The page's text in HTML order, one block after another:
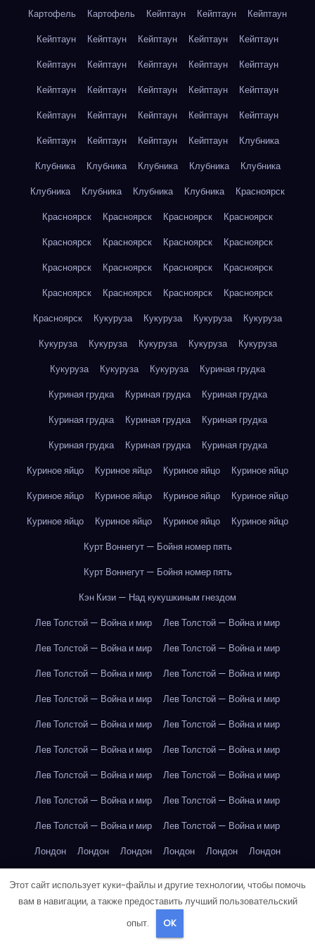
Картофель
Картофель Кейптаун Кейптаун
Кейптаун
Кейптаун
Кейптаун Кейптаун Кейптаун
Кейптаун
Кейптаун
Кейптаун Кейптаун Кейптаун
Кейптаун
Кейптаун
Кейптаун Кейптаун Кейптаун
Кейптаун
Кейптаун
Кейптаун Кейптаун Кейптаун
Кейптаун
Кейптаун
Кейптаун Кейптаун Кейптаун
Клубника
Клубника
Клубника Клубника Клубника
Клубника
Клубника
Клубника Клубника Клубника
Красноярск
Красноярск
Красноярск Красноярск
Красноярск
Красноярск
Красноярск Красноярск
Красноярск
Красноярск
Красноярск Красноярск
Красноярск
Красноярск
Красноярск Красноярск
Красноярск
Красноярск
Кукуруза Кукуруза Кукуруза
Кукуруза
Кукуруза
Кукуруза Кукуруза Кукуруза
Кукуруза
Кукуруза
Кукуруза Кукуруза
Куриная грудка
Куриная грудка
Куриная грудка
Куриная грудка
Куриная грудка
Куриная грудка
Куриная грудка
Куриная грудка
Куриная грудка
Куриная грудка
Куриное яйцо
Куриное яйцо Куриное яйцо
Куриное яйцо
Куриное яйцо
Куриное яйцо Куриное яйцо
Куриное яйцо
Куриное яйцо
Куриное яйцо Куриное яйцо
Куриное яйцо
Курт Воннегут — Бойня номер пять
Курт Воннегут — Бойня номер пять
Кэн Кизи — Над кукушкиным гнездом
Лев Толстой — Война и мир
Лев Толстой — Война и мир
Лев Толстой — Война и мир
Лев Толстой — Война и мир
Лев Толстой — Война и мир
Лев Толстой — Война и мир
Лев Толстой — Война и мир
Лев Толстой — Война и мир
Лев Толстой — Война и мир
Лев Толстой — Война и мир
Лев Толстой — Война и мир
Лев Толстой — Война и мир
Лев Толстой — Война и мир
Лев Толстой — Война и мир
Лев Толстой — Война и мир
Лев Толстой — Война и мир
Лев Толстой — Война и мир
Лев Толстой — Война и мир
Лондон
Лондон Лондон Лондон Лондон
Лондон
Лондон
Лондон Лондон Лондон Лондон
Лондон
Лондон Лондон
Этот сайт использует куки-файлы и другие технологии, чтобы помочь
вам в навигации, а также предоставить лучший пользовательский
опыт.
OK